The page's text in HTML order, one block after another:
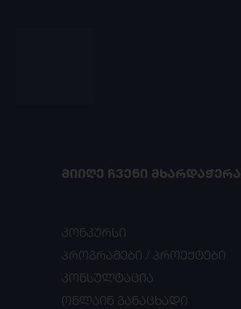
ᲛᲘᲘᲦᲔ ᲩᲕᲔᲜᲘ ᲛᲮᲐᲠᲓᲐᲭᲔᲠᲐ
კონკურსი
პროგრამები / პროექტები
კონსულტაცია
ონლაინ განაცხადი